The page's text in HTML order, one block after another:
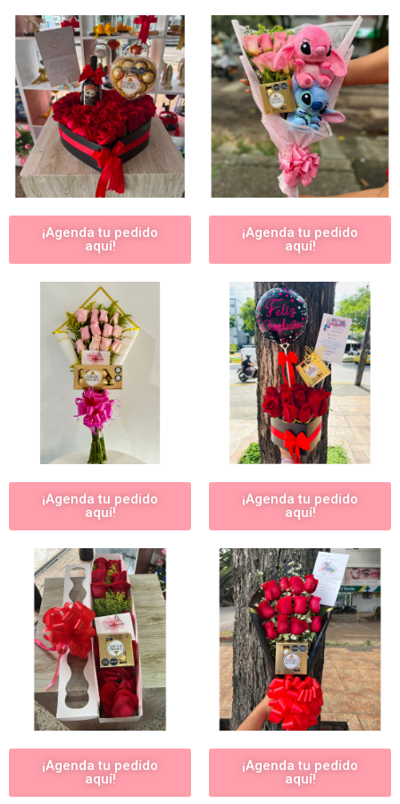
¡Agenda tu pedido
aquí!
¡Agenda tu pedido
aquí!
¡Agenda tu pedido
aquí!
¡Agenda tu pedido
aquí!
¡Agenda tu pedido
aquí!
¡Agenda tu pedido
aquí!